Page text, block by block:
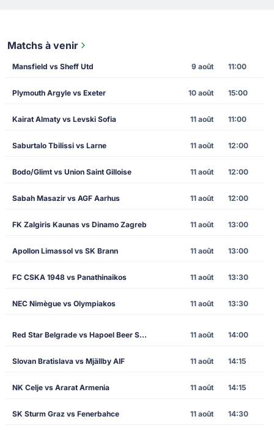
Matchs à venir
Mansfield vs Sheff Utd 9 août 11:00
Plymouth Argyle vs Exeter 10 août 15:00
Kairat Almaty vs Levski Sofia 11 août 11:00
Saburtalo Tbilissi vs Larne 11 août 12:00
Bodo/Glimt vs Union Saint Gilloise 11 août 12:00
Sabah Masazir vs AGF Aarhus 11 août 12:00
FK Zalgiris Kaunas vs Dinamo Zagreb 11 août 13:00
Apollon Limassol vs SK Brann 11 août 13:00
FC CSKA 1948 vs Panathinaikos 11 août 13:30
NEC Nimègue vs Olympiakos 11 août 13:30
Red Star Belgrade vs Hapoel Beer Sheva 11 août 14:00
Slovan Bratislava vs Mjällby AIF 11 août 14:15
NK Celje vs Ararat Armenia 11 août 14:15
SK Sturm Graz vs Fenerbahce 11 août 14:30